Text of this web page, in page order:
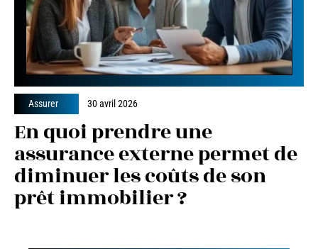
Assurer 30 avril 2026
En quoi prendre une
assurance externe permet de
diminuer les coûts de son
prêt immobilier ?